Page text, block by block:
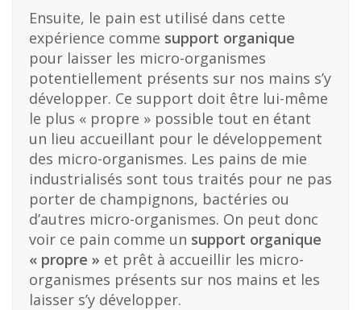
Ensuite, le pain est utilisé dans cette
expérience comme support organique
pour laisser les micro-organismes
potentiellement présents sur nos mains s’y
développer. Ce support doit être lui-même
le plus « propre » possible tout en étant
un lieu accueillant pour le développement
des micro-organismes. Les pains de mie
industrialisés sont tous traités pour ne pas
porter de champignons, bactéries ou
d’autres micro-organismes. On peut donc
voir ce pain comme un support organique
« propre » et prêt à accueillir les micro-
organismes présents sur nos mains et les
laisser s’y développer.